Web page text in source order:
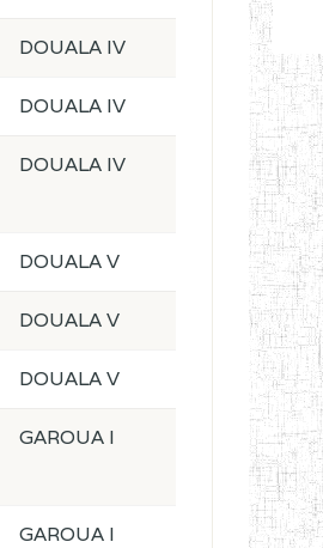
DOUALA IV
DOUALA IV
DOUALA IV
DOUALA V
DOUALA V
DOUALA V
GAROUA I
GAROUA I